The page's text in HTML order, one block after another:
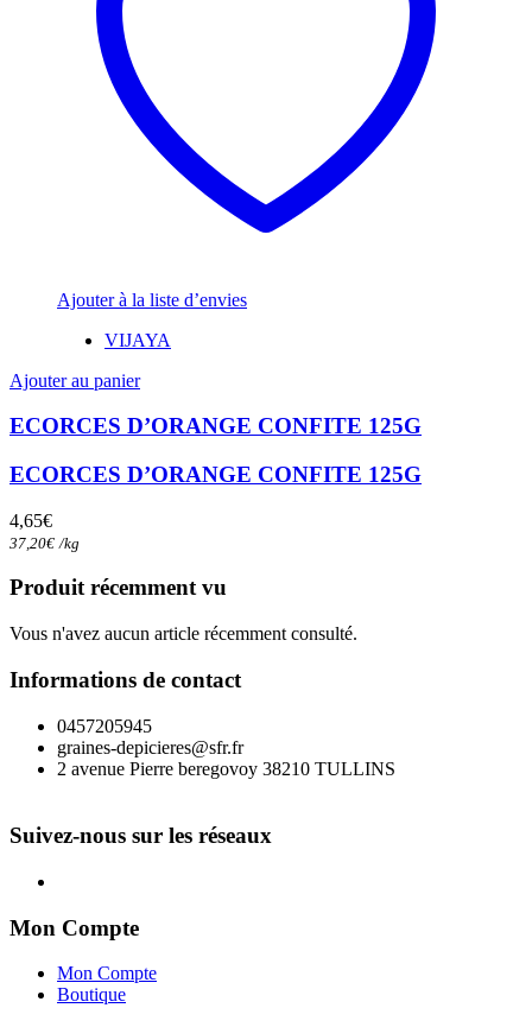
Ajouter à la liste d’envies
VIJAYA
Ajouter au panier
ECORCES D’ORANGE CONFITE 125G
ECORCES D’ORANGE CONFITE 125G
4,65€
37,20€ /kg
Produit récemment vu
Vous n'avez aucun article récemment consulté.
Informations de contact
0457205945
graines-depicieres@sfr.fr
2 avenue Pierre beregovoy 38210 TULLINS
Suivez-nous sur les réseaux
Mon Compte
Mon Compte
Boutique